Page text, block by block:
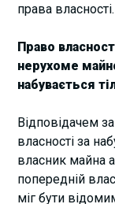
права власності.
Право
нерухоме
набувається
Відповідачем
власності за
власник майна
попередній
міг бути